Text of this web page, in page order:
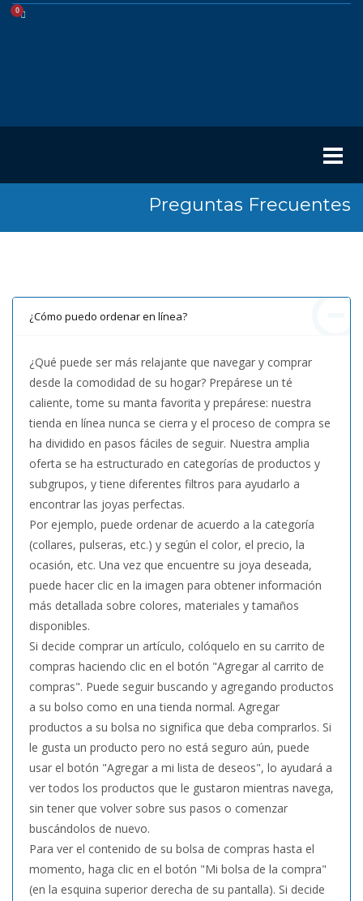
Preguntas Frecuentes
¿Cómo puedo ordenar en línea?
¿Qué puede ser más relajante que navegar y comprar
desde la comodidad de su hogar? Prepárese un té
caliente, tome su manta favorita y prepárese: nuestra
tienda en línea nunca se cierra y el proceso de compra se
ha dividido en pasos fáciles de seguir. Nuestra amplia
oferta se ha estructurado en categorías de productos y
subgrupos, y tiene diferentes filtros para ayudarlo a
encontrar las joyas perfectas.
Por ejemplo, puede ordenar de acuerdo a la categoría
(collares, pulseras, etc.) y según el color, el precio, la
ocasión, etc. Una vez que encuentre su joya deseada,
puede hacer clic en la imagen para obtener información
más detallada sobre colores, materiales y tamaños
disponibles.
Si decide comprar un artículo, colóquelo en su carrito de
compras haciendo clic en el botón "Agregar al carrito de
compras". Puede seguir buscando y agregando productos
a su bolso como en una tienda normal. Agregar
productos a su bolsa no significa que deba comprarlos. Si
le gusta un producto pero no está seguro aún, puede
usar el botón "Agregar a mi lista de deseos", lo ayudará a
ver todos los productos que le gustaron mientras navega,
sin tener que volver sobre sus pasos o comenzar
buscándolos de nuevo.
Para ver el contenido de su bolsa de compras hasta el
momento, haga clic en el botón "Mi bolsa de la compra"
(en la esquina superior derecha de su pantalla). Si decide